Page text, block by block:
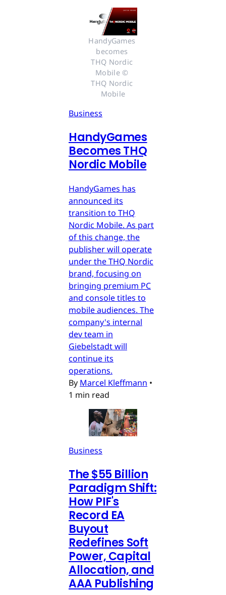
HandyGames
becomes
THQ Nordic
Mobile ©
THQ Nordic
Mobile
Business
HandyGames
Becomes THQ
Nordic Mobile
HandyGames has
announced its
transition to THQ
Nordic Mobile. As part
of this change, the
publisher will operate
under the THQ Nordic
brand, focusing on
bringing premium PC
and console titles to
mobile audiences. The
company's internal
dev team in
Giebelstadt will
continue its
operations.
By Marcel Kleffmann •
1 min read
Business
The $55 Billion
Paradigm Shift:
How PIF's
Record EA
Buyout
Redefines Soft
Power, Capital
Allocation, and
AAA Publishing